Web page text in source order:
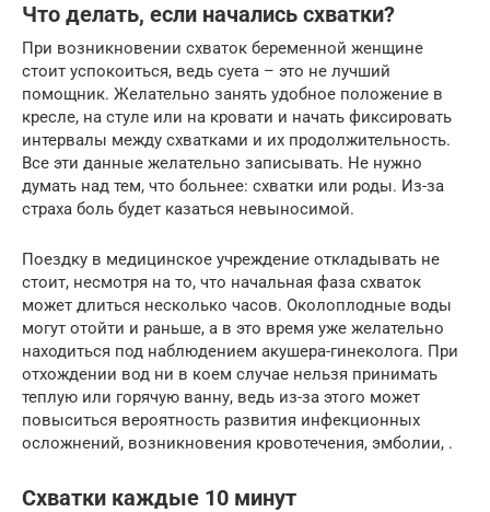
Что делать, если начались схватки?
При возникновении схваток беременной женщине
стоит успокоиться, ведь суета – это не лучший
помощник. Желательно занять удобное положение в
кресле, на стуле или на кровати и начать фиксировать
интервалы между схватками и их продолжительность.
Все эти данные желательно записывать. Не нужно
думать над тем, что больнее: схватки или роды. Из-за
страха боль будет казаться невыносимой.
Поездку в медицинское учреждение откладывать не
стоит, несмотря на то, что начальная фаза схваток
может длиться несколько часов. Околоплодные воды
могут отойти и раньше, а в это время уже желательно
находиться под наблюдением акушера-гинеколога. При
отхождении вод ни в коем случае нельзя принимать
теплую или горячую ванну, ведь из-за этого может
повыситься вероятность развития инфекционных
осложнений, возникновения кровотечения, эмболии, .
Схватки каждые 10 минут